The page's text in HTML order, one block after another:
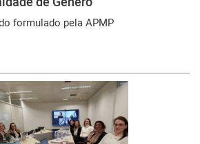
formulado pela APMP